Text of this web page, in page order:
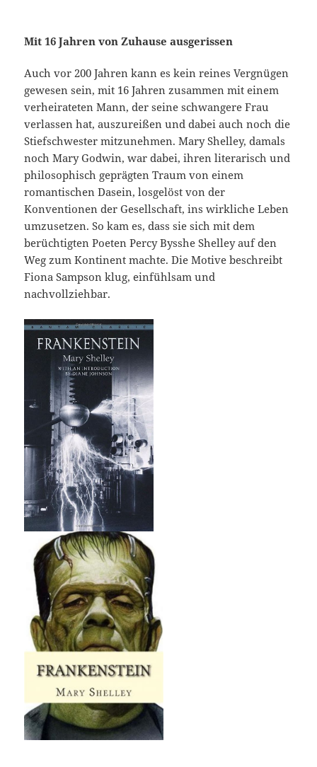
Mit 16 Jahren von Zuhause ausgerissen
Auch vor 200 Jahren kann es kein reines Vergnügen
gewesen sein, mit 16 Jahren zusammen mit einem
verheirateten Mann, der seine schwangere Frau
verlassen hat, auszureißen und dabei auch noch die
Stiefschwester mitzunehmen. Mary Shelley, damals
noch Mary Godwin, war dabei, ihren literarisch und
philosophisch geprägten Traum von einem
romantischen Dasein, losgelöst von der
Konventionen der Gesellschaft, ins wirkliche Leben
umzusetzen. So kam es, dass sie sich mit dem
berüchtigten Poeten Percy Bysshe Shelley auf den
Weg zum Kontinent machte. Die Motive beschreibt
Fiona Sampson klug, einfühlsam und
nachvollziehbar.